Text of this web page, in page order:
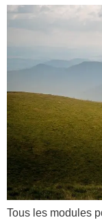
Tous les modules